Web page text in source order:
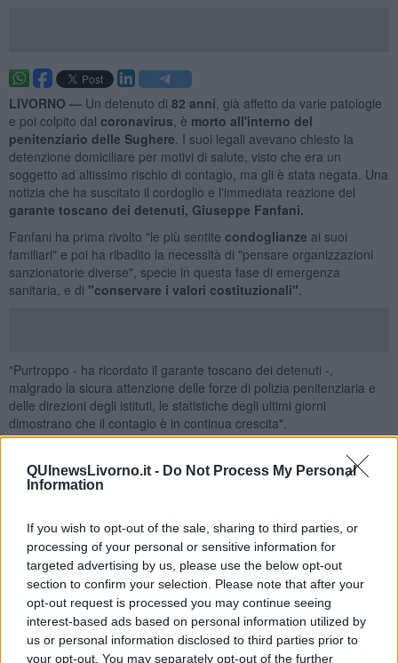
QUInewsLivorno.it - Do Not Process My Personal
Information
If you wish to opt-out of the sale, sharing to third parties, or
processing of your personal or sensitive information for
targeted advertising by us, please use the below opt-out
section to confirm your selection. Please note that after your
opt-out request is processed you may continue seeing
interest-based ads based on personal information utilized by
us or personal information disclosed to third parties prior to
your opt-out. You may separately opt-out of the further
LIVORNO — Un detenuto di 82 anni , già affetto da varie patologie
e poi colpito dal coronavirus , è morto all'interno del
penitenziario delle Sughere . I suoi legali avevano chiesto la
detenzione domiciliare per motivi di salute, visto che era un
soggetto ad altissimo rischio di contagio, ma gli è stata negata. Una
notizia che ha suscitato il cordoglio e l'immediata reazione del
garante toscano dei detenuti, Giuseppe Fanfani.
Fanfani ha prima rivolto "le più sentite condoglianze ai suoi
familiari" e poi ha ribadito la necessità di "pensare organizzazioni
sanzionatorie diverse", specie in questa fase di emergenza
sanitaria, e di "conservare i valori costituzionali"
"Purtroppo - ha ricordato il garante toscano dei detenuti -,
malgrado la sicura attenzione delle forze di polizia penitenziaria e
delle direzioni degli istituti, le statistiche degli ultimi giorni
dimostrano che il contagio è in continua crescita".
parte di tutti gli operatori" ed esprime "grande e rinnovata
preoccupazione
da coloro che sono affetti da problemi psichiatrici, i
tossicodipendenti, i condannati a pene brevi, solo per citarne
alcuni. Per costoro dovrebbero immaginarsi organizzazioni
sanzionatorie diverse,pene alternative, sistemi di recupero
sociale e strutture detentive attenuate".
Su questa strada, il garante invita "a procedere tutti coloro che
hanno a cuore la conservazione dei valori costituzionali all'interno
delle carceri e ladignità umanadei carcerati".